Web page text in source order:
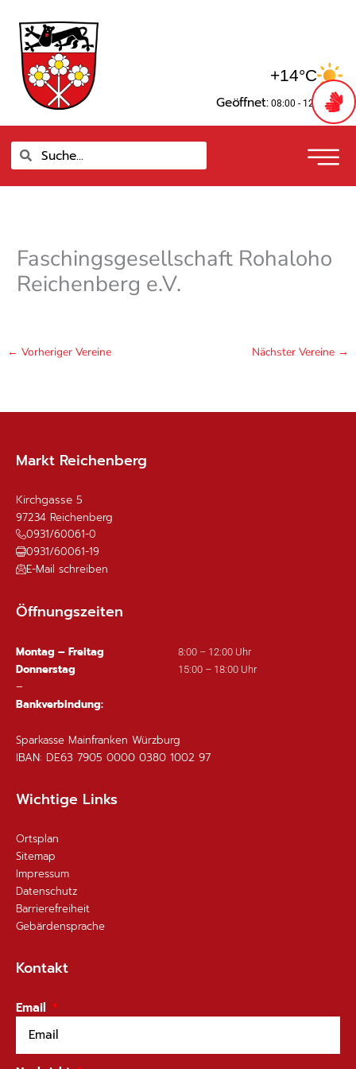
Inhalt
springen
+14°C
Geöffnet: 08:00 - 12:00 Uhr
SucheSuche
Faschingsgesellschaft Rohaloho
Reichenberg e.V.
← Vorheriger Vereine Nächster Vereine →
Markt Reichenberg
Kirchgasse 5
97234 Reichenberg
0931/60061-0
0931/60061-19
E-Mail schreiben
Öffnungszeiten
Montag – Freitag 8:00 – 12:00 Uhr
Donnerstag 15:00 – 18:00 Uhr
–
Bankverbindung:
Sparkasse Mainfranken Würzburg
IBAN: DE63 7905 0000 0380 1002 97
Wichtige Links
Ortsplan
Sitemap
Impressum
Datenschutz
Barrierefreiheit
Gebärdensprache
Kontakt
Email